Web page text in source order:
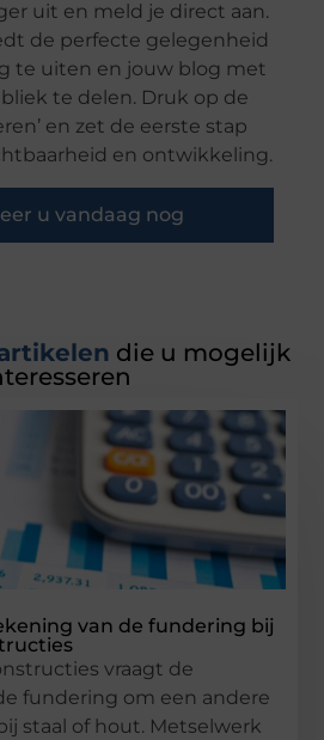
uit en meld je direct aan.
de perfecte gelegenheid
te uiten en jouw blog met
te delen. Druk op de
en zet de eerste stap
en ontwikkeling.
u vandaag nog
die u mogelijk
van de fundering bij
vraagt de
fundering om een andere
staal of hout. Metselwerk